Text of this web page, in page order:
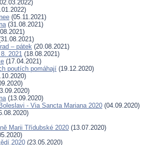
(05.11.2021)
(31.08.2021)
– pátek (20.08.2021)
2021 (18.08.2021)
(17.04.2021)
poutích pomáhají (19.12.2020)
(13.09.2020)
- Via Sancta Mariana 2020 (04.09.2020)
Marii Třídubské 2020 (13.07.2020)
2020 (23.05.2020)